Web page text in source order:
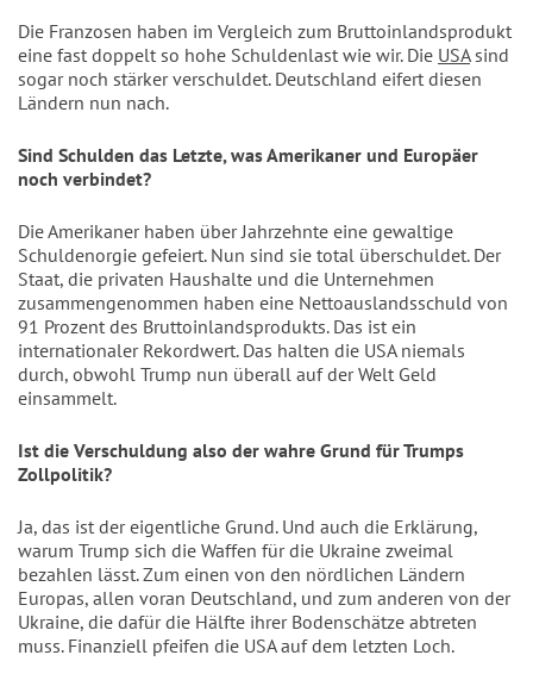
Die Franzosen haben im Vergleich zum Bruttoinlandsprodukt
eine fast doppelt so hohe Schuldenlast wie wir. Die USAsind
sogar noch stärker verschuldet. Deutschland eifert diesen
Ländern nun nach.
Sind Schulden das Letzte, was Amerikaner und Europäer
noch verbindet?
Die Amerikaner haben über Jahrzehnte eine gewaltige
Schuldenorgie gefeiert. Nun sind sie total überschuldet. Der
Staat, die privaten Haushalte und die Unternehmen
zusammengenommen haben eine Nettoauslandsschuld von
91 Prozent des Bruttoinlandsprodukts. Das ist ein
internationaler Rekordwert. Das halten die USA niemals
durch, obwohl Trump nun überall auf der Welt Geld
einsammelt.
Ist die Verschuldung also der wahre Grund für Trumps
Zollpolitik?
Ja, das ist der eigentliche Grund. Und auch die Erklärung,
warum Trump sich die Waffen für die Ukraine zweimal
bezahlen lässt. Zum einen von den nördlichen Ländern
Europas, allen voran Deutschland, und zum anderen von der
Ukraine, die dafür die Hälfte ihrer Bodenschätze abtreten
muss. Finanziell pfeifen die USA auf dem letzten Loch.